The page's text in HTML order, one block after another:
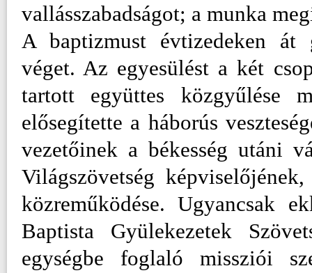
vallásszabadságot; a munka
A baptizmust évtizedeken át
véget. Az egyesülést a két
tartott együttes közgyűlése
elősegítette a háborús
vezetőinek a békesség utáni
Világszövetség
közreműködése. Ugyancsak
Baptista Gyülekezetek
egységbe foglaló missziói